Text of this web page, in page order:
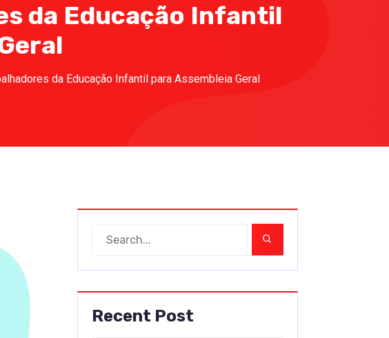
da Educação Infantil
da Educação Infantil para Assembleia Geral
Recent Post